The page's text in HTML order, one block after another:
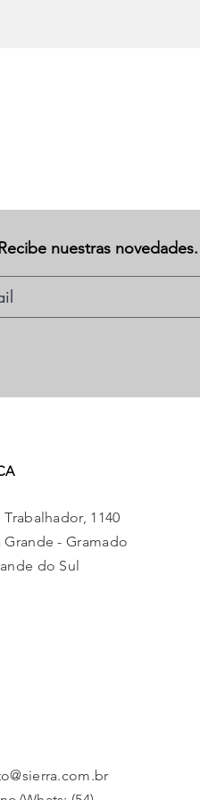
nuestras novedades.
1140
Grande - Gramado
do Sul